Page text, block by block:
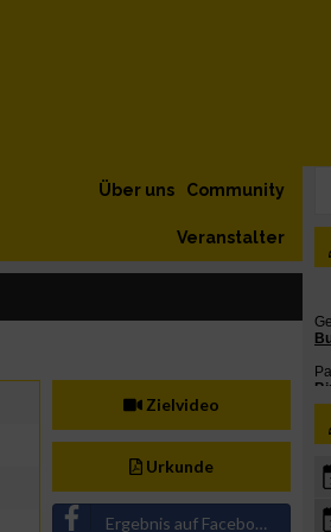
Community
Über uns
Veranstalter
Zielvideo
Urkunde
Ergebnis auf Facebook teilen